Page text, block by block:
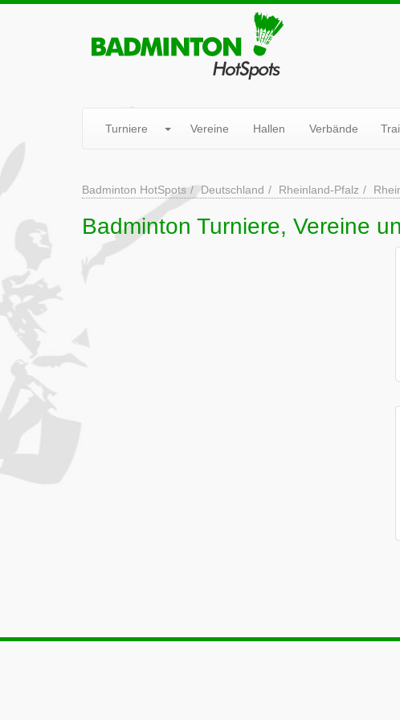
Turniere Vereine Hallen Verbände
Badminton HotSpots Deutschland Rheinland-Pfalz
Badminton Turniere, Vereine